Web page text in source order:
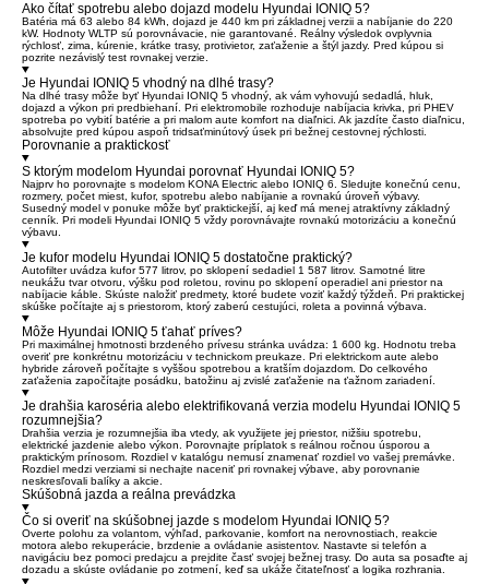
Ako čítať spotrebu alebo dojazd modelu Hyundai IONIQ 5?
Batéria má 63 alebo 84 kWh, dojazd je 440 km pri základnej verzii a nabíjanie do 220
kW. Hodnoty WLTP sú porovnávacie, nie garantované. Reálny výsledok ovplyvnia
rýchlosť, zima, kúrenie, krátke trasy, protivietor, zaťaženie a štýl jazdy. Pred kúpou si
pozrite nezávislý test rovnakej verzie.
Je Hyundai IONIQ 5 vhodný na dlhé trasy?
Na dlhé trasy môže byť Hyundai IONIQ 5 vhodný, ak vám vyhovujú sedadlá, hluk,
dojazd a výkon pri predbiehaní. Pri elektromobile rozhoduje nabíjacia krivka, pri PHEV
spotreba po vybití batérie a pri malom aute komfort na diaľnici. Ak jazdíte často diaľnicu,
absolvujte pred kúpou aspoň tridsaťminútový úsek pri bežnej cestovnej rýchlosti.
Porovnanie a praktickosť
S ktorým modelom Hyundai porovnať Hyundai IONIQ 5?
Najprv ho porovnajte s modelom KONA Electric alebo IONIQ 6. Sledujte konečnú cenu,
rozmery, počet miest, kufor, spotrebu alebo nabíjanie a rovnakú úroveň výbavy.
Susedný model v ponuke môže byť praktickejší, aj keď má menej atraktívny základný
cenník. Pri modeli Hyundai IONIQ 5 vždy porovnávajte rovnakú motorizáciu a konečnú
výbavu.
Je kufor modelu Hyundai IONIQ 5 dostatočne praktický?
Autofilter uvádza kufor 577 litrov, po sklopení sedadiel 1 587 litrov. Samotné litre
neukážu tvar otvoru, výšku pod roletou, rovinu po sklopení operadiel ani priestor na
nabíjacie káble. Skúste naložiť predmety, ktoré budete voziť každý týždeň. Pri praktickej
skúške počítajte aj s priestorom, ktorý zaberú cestujúci, roleta a povinná výbava.
Môže Hyundai IONIQ 5 ťahať príves?
Pri maximálnej hmotnosti brzdeného prívesu stránka uvádza: 1 600 kg. Hodnotu treba
overiť pre konkrétnu motorizáciu v technickom preukaze. Pri elektrickom aute alebo
hybride zároveň počítajte s vyššou spotrebou a kratším dojazdom. Do celkového
zaťaženia započítajte posádku, batožinu aj zvislé zaťaženie na ťažnom zariadení.
Je drahšia karoséria alebo elektrifikovaná verzia modelu Hyundai IONIQ 5
rozumnejšia?
Drahšia verzia je rozumnejšia iba vtedy, ak využijete jej priestor, nižšiu spotrebu,
elektrické jazdenie alebo výkon. Porovnajte príplatok s reálnou ročnou úsporou a
praktickým prínosom. Rozdiel v katalógu nemusí znamenať rozdiel vo vašej premávke.
Rozdiel medzi verziami si nechajte naceniť pri rovnakej výbave, aby porovnanie
neskresľovali balíky a akcie.
Skúšobná jazda a reálna prevádzka
Čo si overiť na skúšobnej jazde s modelom Hyundai IONIQ 5?
Overte polohu za volantom, výhľad, parkovanie, komfort na nerovnostiach, reakcie
motora alebo rekuperácie, brzdenie a ovládanie asistentov. Nastavte si telefón a
navigáciu bez pomoci predajcu a prejdite časť svojej bežnej trasy. Do auta sa posaďte aj
dozadu a skúste ovládanie po zotmení, keď sa ukáže čitateľnosť a logika rozhrania.